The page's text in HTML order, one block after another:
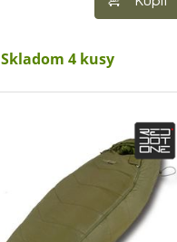
Skladom 4 kusy